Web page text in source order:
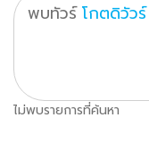
พบทัวร์โกตดิวัว
ไม่พบรายการที่ค้นหา